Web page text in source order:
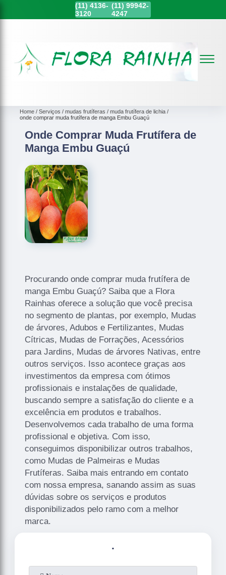
(11) 4136-
3120
(11)99942-
4247
Home Serviços mudas frutíferas
muda frutífera de lichia
onde comprar muda frutífera de manga Embu Guaçú
Onde Comprar Muda Frutífera de
Manga Embu Guaçú
Procurando onde comprar muda frutífera de
manga Embu Guaçú? Saiba que a Flora
Rainhas oferece a solução que você precisa
no segmento de plantas, por exemplo, Mudas
de árvores, Adubos e Fertilizantes, Mudas
Cítricas, Mudas de Forrações, Acessórios
para Jardins, Mudas de árvores Nativas, entre
outros serviços. Isso acontece graças aos
investimentos da empresa com ótimos
profissionais e instalações de qualidade,
buscando sempre a satisfação do cliente e a
excelência em produtos e trabalhos.
Desenvolvemos cada trabalho de uma forma
profissional e objetiva. Com isso,
conseguimos disponibilizar outros trabalhos,
como Mudas de Palmeiras e Mudas
Frutíferas. Saiba mais entrando em contato
com nossa empresa, sanando assim as suas
dúvidas sobre os serviços e produtos
disponibilizados pelo ramo com a melhor
marca.
.